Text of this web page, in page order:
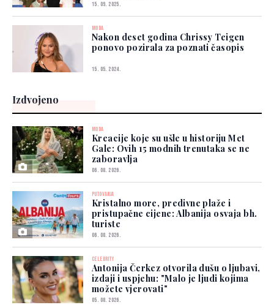
15. 09. 2025.
MODA
Nakon deset godina Chrissy Teigen
ponovo pozirala za poznati časopis
15. 05. 2024.
Izdvojeno
MODA
Kreacije koje su ušle u historiju Met
Gale: Ovih 15 modnih trenutaka se ne
zaboravlja
06. 08. 2026.
PUTOVANJA
Kristalno more, predivne plaže i
pristupačne cijene: Albanija osvaja bh.
turiste
06. 08. 2026.
CELEBRITY
Antonija Čerkez otvorila dušu o ljubavi,
izdaji i uspjehu: "Malo je ljudi kojima
možete vjerovati"
05. 08. 2026.